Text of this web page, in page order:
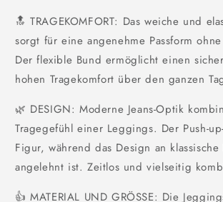
🔝 TRAGEKOMFORT: Das weiche und
sorgt für eine angenehme Passform
Der flexible Bund ermöglicht einen
hohen Tragekomfort über den ganzen
🌿 DESIGN: Moderne Jeans-Optik
Tragegefühl einer Leggings. Der Push-
Figur, während das Design an klassische
angelehnt ist. Zeitlos und vielseitig
👍 MATERIAL UND GRÖSSE: Die